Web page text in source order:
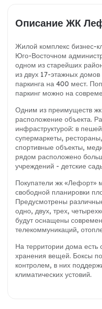
Описание ЖК
Жилой комплекс бизнес-
Юго-Восточном
одном из старейших
из двух 17-этажных домов
паркинга на 400 мест.
паркинг можно на
Одним из преимуществ
расположение объекта.
инфраструктурой: в
супермаркеты,
спортивные объекты,
рядом расположено
учреждений - детские
Покупатели жк «Лефорт»
свободной планировки
Предусмотрены
одно, двух, трех,
будут оснащены
телекоммуникаций,
На территории дома
хранения вещей. Боксы
контролем, в них
климатических устовий.